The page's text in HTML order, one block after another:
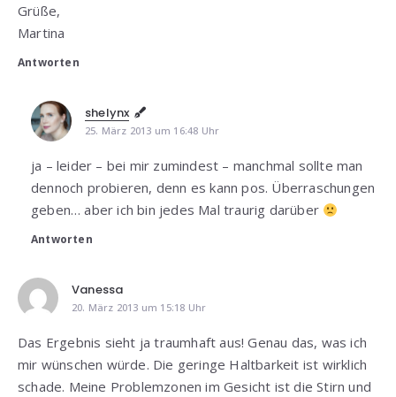
Grüße,
Martina
Antworten
shelynx
25. März 2013 um 16:48 Uhr
ja – leider – bei mir zumindest – manchmal sollte man
dennoch probieren, denn es kann pos. Überraschungen
geben… aber ich bin jedes Mal traurig darüber
Antworten
Vanessa
20. März 2013 um 15:18 Uhr
Das Ergebnis sieht ja traumhaft aus! Genau das, was ich
mir wünschen würde. Die geringe Haltbarkeit ist wirklich
schade. Meine Problemzonen im Gesicht ist die Stirn und